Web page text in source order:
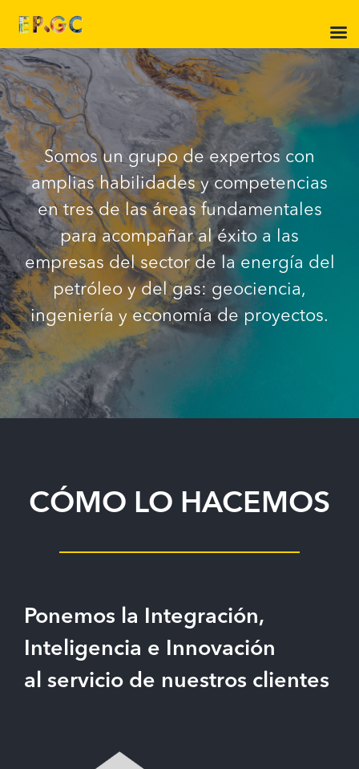
Saltar
al
contenido
Somos un grupo de expertos con
amplias habilidades y competencias
en tres de las áreas fundamentales
para acompañar al éxito a las
empresas del sector de la energía del
petróleo y del gas: geociencia,
ingeniería y economía de proyectos.
CÓMO LO HACEMOS
Ponemos la Integración,
Inteligencia e Innovación
al servicio de nuestros clientes